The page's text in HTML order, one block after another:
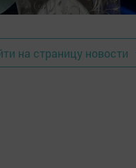
на страницу новости